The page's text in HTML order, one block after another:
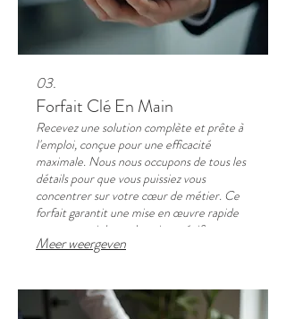
03.
Forfait Clé En Main
Recevez une solution complète et prête à
l'emploi, conçue pour une efficacité
maximale. Nous nous occupons de tous les
détails pour que vous puissiez vous
concentrer sur votre cœur de métier. Ce
forfait garantit une mise en œuvre rapide
et sans souci de vos besoins spécifiques.
Dites adieu aux complexités techniques.
Meer weergeven